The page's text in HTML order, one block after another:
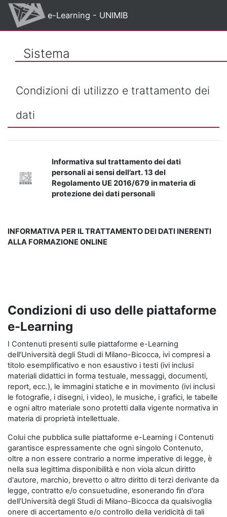
Vai al contenuto principale
e-Learning - UNIMIB
Sistema
Condizioni di utilizzo e trattamento dei
dati
Informativa sul trattamento dei dati
personali ai sensi dell’art. 13 del
Regolamento UE 2016/679 in materia di
protezione dei dati personali
INFORMATIVA PER IL TRATTAMENTO DEI DATI INERENTI
ALLA FORMAZIONE ONLINE
Condizioni di uso delle piattaforme
e-Learning
I Contenuti presenti sulle piattaforme e-Learning
dell’Università degli Studi di Milano-Bicocca, ivi compresi a
titolo esemplificativo e non esaustivo i testi (ivi inclusi
materiali didattici in forma testuale, messaggi, documenti,
report, ecc.), le immagini statiche e in movimento (ivi inclusi
le fotografie, i disegni, i video), le musiche, i grafici, le tabelle
e ogni altro materiale sono protetti dalla vigente normativa in
materia di proprietà intellettuale.
Colui che pubblica sulle piattaforme e-Learning i Contenuti
garantisce espressamente che ogni singolo Contenuto,
oltre a non essere contrario a norme imperative di legge, è
nella sua legittima disponibilità e non viola alcun diritto
d'autore, marchio, brevetto o altro diritto di terzi derivante da
legge, contratto e/o consuetudine, esonerando fin d'ora
dell’Università degli Studi di Milano-Bicocca da qualsivoglia
onere di accertamento e/o controllo della veridicità di tali